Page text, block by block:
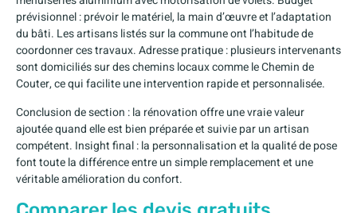
prévisionnel : prévoir le matériel, la main d’œuvre et l’adaptation
du bâti. Les artisans listés sur la commune ont l’habitude de
coordonner ces travaux. Adresse pratique : plusieurs intervenants
sont domiciliés sur des chemins locaux comme le Chemin de
Couter, ce qui facilite une intervention rapide et personnalisée.
Conclusion de section : la rénovation offre une vraie valeur
ajoutée quand elle est bien préparée et suivie par un artisan
compétent. Insight final : la personnalisation et la qualité de pose
font toute la différence entre un simple remplacement et une
véritable amélioration du confort.